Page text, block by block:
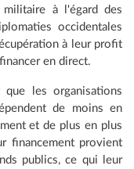
à l'égard des
occidentales
à leur profit
en direct.
que les organisations
de moins en
et de plus en plus
financement provient
publics, ce qui leur